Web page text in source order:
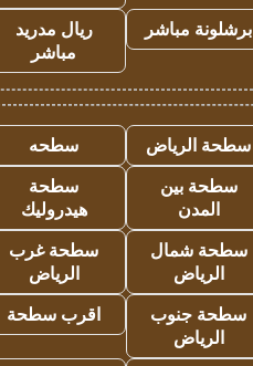
برشلونة مباشر
ريال مدريد
مباشر
سطحة الرياض
سطحه
سطحة بين
المدن
سطحة
هيدروليك
سطحة شمال
الرياض
سطحة غرب
الرياض
سطحة جنوب
الرياض
اقرب سطحة